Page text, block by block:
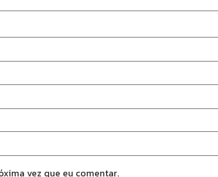
vez que eu comentar.